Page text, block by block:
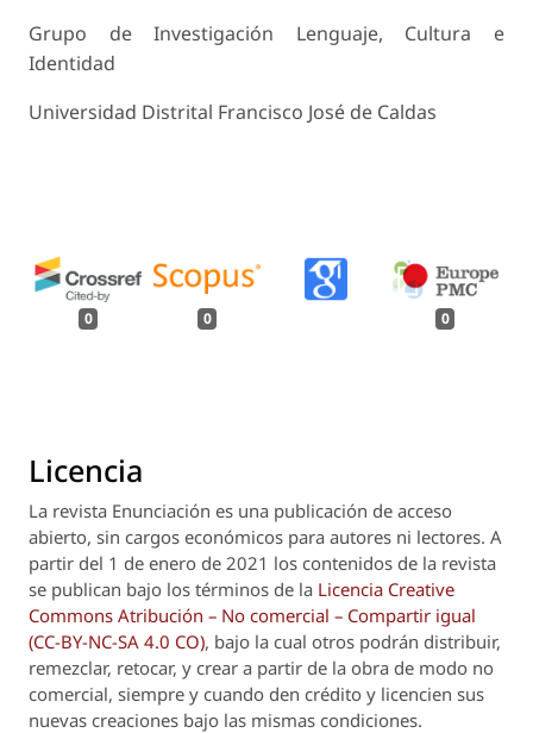
Grupo de Investigación Lenguaje, Cultura e
Identidad
Universidad Distrital Francisco José de Caldas
0 0 0
Licencia
La revista Enunciación es una publicación de acceso
abierto, sin cargos económicos para autores ni lectores. A
partir del 1 de enero de 2021 los contenidos de la revista
se publican bajo los términos de la Licencia Creative
Commons Atribución – No comercial – Compartir igual
(CC-BY-NC-SA 4.0 CO), bajo la cual otros podrán distribuir,
remezclar, retocar, y crear a partir de la obra de modo no
comercial, siempre y cuando den crédito y licencien sus
nuevas creaciones bajo las mismas condiciones.